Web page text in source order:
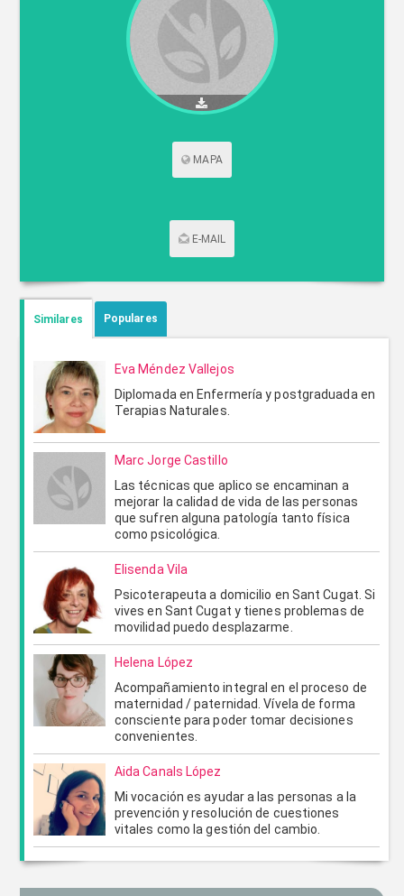
MAPA
E-MAIL
ENVIAR CANCELAR
Similares Populares
Eva Méndez Vallejos
Diplomada en Enfermería y postgraduada en
Terapias Naturales.
Marc Jorge Castillo
Las técnicas que aplico se encaminan a
mejorar la calidad de vida de las personas
que sufren alguna patología tanto física
como psicológica.
Elisenda Vila
Psicoterapeuta a domicilio en Sant Cugat. Si
vives en Sant Cugat y tienes problemas de
movilidad puedo desplazarme.
Helena López
Acompañamiento integral en el proceso de
maternidad / paternidad. Vívela de forma
consciente para poder tomar decisiones
convenientes.
Aida Canals López
Mi vocación es ayudar a las personas a la
prevención y resolución de cuestiones
vitales como la gestión del cambio.